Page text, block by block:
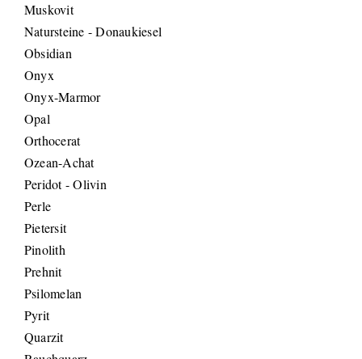
Muskovit
Natursteine - Donaukiesel
Obsidian
Onyx
Onyx-Marmor
Opal
Orthocerat
Ozean-Achat
Peridot - Olivin
Perle
Pietersit
Pinolith
Prehnit
Psilomelan
Pyrit
Quarzit